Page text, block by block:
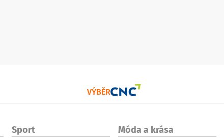
VÝBĚR
Sport Móda a krása